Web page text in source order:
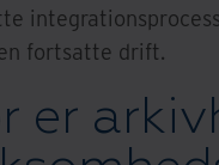
fortsatte drift.
er